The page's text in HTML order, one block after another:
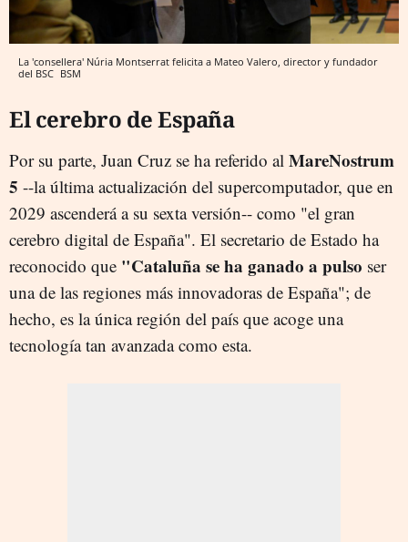
La 'consellera' Núria Montserrat felicita a Mateo Valero, director y fundador
del BSC BSM
El cerebro de España
Por su parte, Juan Cruz se ha referido al MareNostrum
5 --la última actualización del supercomputador, que en
2029 ascenderá a su sexta versión-- como "el gran
cerebro digital de España". El secretario de Estado ha
reconocido que "Cataluña se ha ganado a pulso ser
una de las regiones más innovadoras de España"; de
hecho, es la única región del país que acoge una
tecnología tan avanzada como esta.